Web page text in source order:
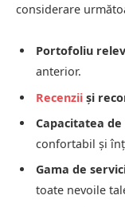
considerare
Portofoliu
anterior.
Recenzii și
Capacitatea
confortabil și
Gama de
toate nevoile